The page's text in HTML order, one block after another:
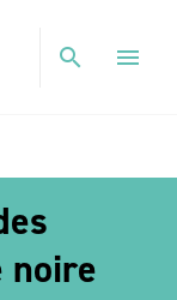
search menu
noire